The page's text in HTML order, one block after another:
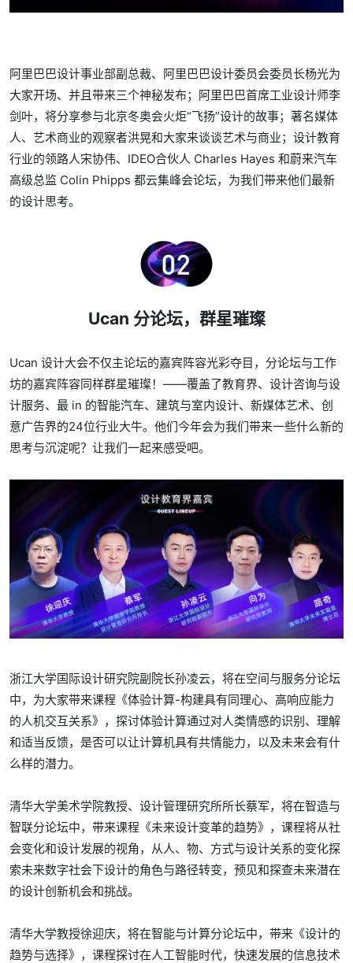
阿里巴巴设计事业部副总裁、阿里巴巴设计委员会委员长杨光为
大家开场、并且带来三个神秘发布；阿里巴巴首席工业设计师李
剑叶，将分享参与北京冬奥会火炬“飞扬”设计的故事；著名媒体
人、艺术商业的观察者洪晃和大家来谈谈艺术与商业；设计教育
行业的领路人宋协伟、IDEO合伙人 Charles Hayes 和蔚来汽车
高级总监 Colin Phipps 都云集峰会论坛，为我们带来他们最新
的设计思考。
Ucan 分论坛，群星璀璨
Ucan 设计大会不仅主论坛的嘉宾阵容光彩夺目，分论坛与工作
坊的嘉宾阵容同样群星璀璨！——覆盖了教育界、设计咨询与设
计服务、最 in 的智能汽车、建筑与室内设计、新媒体艺术、创
意广告界的24位行业大牛。他们今年会为我们带来一些什么新的
思考与沉淀呢？让我们一起来感受吧。
浙江大学国际设计研究院副院长孙凌云，将在空间与服务分论坛
中，为大家带来课程《体验计算-构建具有同理心、高响应能力
的人机交互关系》，探讨体验计算通过对人类情感的识别、理解
和适当反馈，是否可以让计算机具有共情能力，以及未来会有什
么样的潜力。
清华大学美术学院教授、设计管理研究所所长蔡军，将在智造与
智联分论坛中，带来课程《未来设计变革的趋势》，课程将从社
会变化和设计发展的视角，从人、物、方式与设计关系的变化探
索未来数字社会下设计的角色与路径转变，预见和探查未来潜在
的设计创新机会和挑战。
清华大学教授徐迎庆，将在智能与计算分论坛中，带来《设计的
趋势与选择》，课程探讨在人工智能时代，快速发展的信息技术